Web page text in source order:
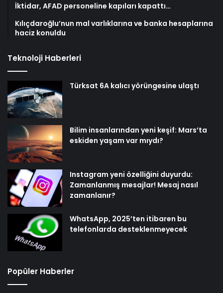
İktidar, AFAD personeline kapıları kapattı…
Kılıçdaroğlu’nun mal varlıklarına ve banka hesaplarına
haciz konuldu
Teknoloji Haberleri
Türksat 6A kalıcı yörüngesine ulaştı
Bilim insanlarından yeni keşif: Mars’ta
eskiden yaşam var mıydı?
Instagram yeni özelliğini duyurdu:
Zamanlanmış mesajlar! Mesaj nasıl
zamanlanır?
WhatsApp, 2025’ten itibaren bu
telefonlarda desteklenmeyecek
Popüler Haberler